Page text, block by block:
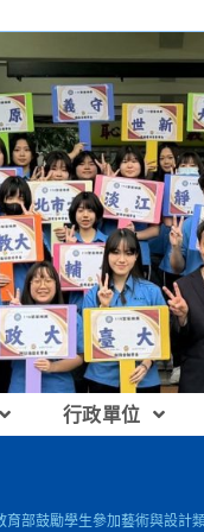
行政單位
育部鼓勵學生參加藝術與設計